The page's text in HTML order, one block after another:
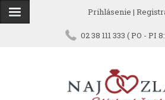
Prihlásenie |
02 38 111 333 ( PO - PI